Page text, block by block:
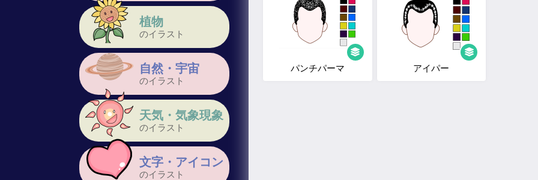
植物
のイラスト
自然・宇宙
のイラスト
天気・気象現象
のイラスト
文字・アイコン
のイラスト
パンチパーマ アイパー